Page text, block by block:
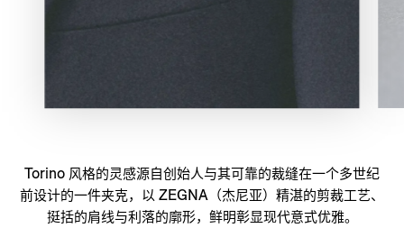
Torino 风格的灵感源自创始人与其可靠的裁缝在一个多世纪
前设计的一件夹克，以 ZEGNA（杰尼亚）精湛的剪裁工艺、
挺括的肩线与利落的廓形，鲜明彰显现代意式优雅。